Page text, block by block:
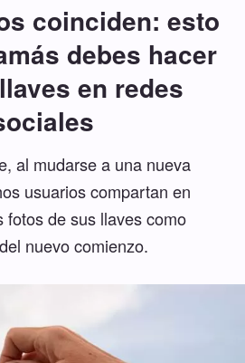
coinciden: esto
debes hacer
en redes
al mudarse a una nueva
usuarios compartan en
fotos de sus llaves como
nuevo comienzo.